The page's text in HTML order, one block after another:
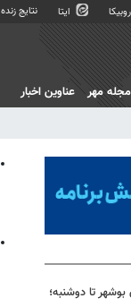
روبیکا ایتا نتایج زنده
مجله مهر عناوین اخبار
تا دوشنبه؛